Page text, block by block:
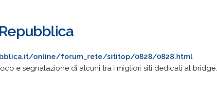
online/forum_rete/sititop/0828/0828.html
e segnalazione di alcuni tra i migliori siti dedicati al bridge.